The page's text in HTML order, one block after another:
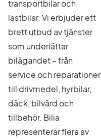
transportbilar och
lastbilar. Vi erbjuder ett
brett utbud av tjänster
som underlättar
bilägandet – från
service och reparationer
till drivmedel, hyrbilar,
däck, bilvård och
tillbehör. Bilia
representerar flera av